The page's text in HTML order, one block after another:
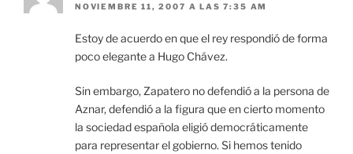
NOVIEMBRE 11, 2007 A LAS 7:35 AM
Estoy de acuerdo en que el rey respondió de forma
poco elegante a Hugo Chávez.
Sin embargo, Zapatero no defendió a la persona de
Aznar, defendió a la figura que en cierto momento
la sociedad española eligió democráticamente
para representar el gobierno. Si hemos tenido